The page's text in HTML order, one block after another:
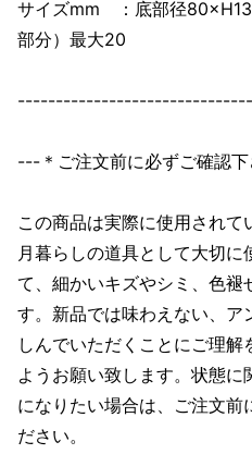
サイズmm ：底部径
部分）最大20
---＊ご注文前に必ずご確認
この商品は実際に使用され
月暮らしの道具として大切
て、細かいキズやシミ、色褪
す。新品では味わえない、ア
しんでいただくことにご理
ようお願い致します。状態に
になりたい場合は、ご注文前
ださい。